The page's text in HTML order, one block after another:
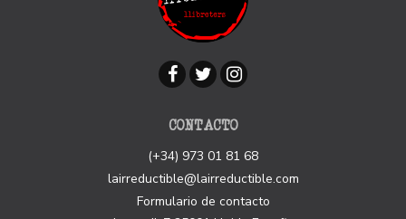
CONTACTO
(+34) 973 01 81 68
lairreductible@lairreductible.com
Formulario de contacto